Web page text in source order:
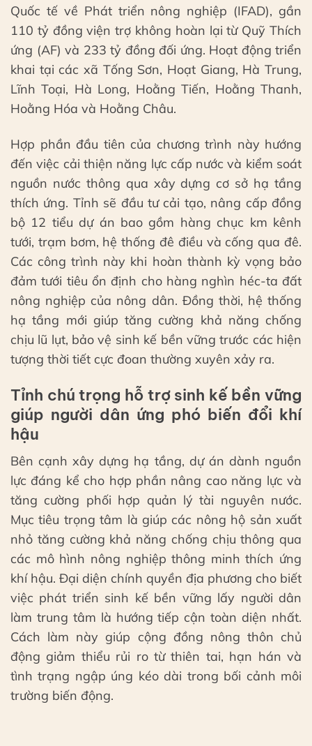
Quốc tế về Phát triển nông nghiệp (IFAD), gần
110 tỷ đồng viện trợ không hoàn lại từ Quỹ Thích
ứng (AF) và 233 tỷ đồng đối ứng. Hoạt động triển
khai tại các xã Tống Sơn, Hoạt Giang, Hà Trung,
Lĩnh Toại, Hà Long, Hoằng Tiến, Hoằng Thanh,
Hoằng Hóa và Hoằng Châu.
Hợp phần đầu tiên của chương trình này hướng
đến việc cải thiện năng lực cấp nước và kiểm soát
nguồn nước thông qua xây dựng cơ sở hạ tầng
thích ứng. Tỉnh sẽ đầu tư cải tạo, nâng cấp đồng
bộ 12 tiểu dự án bao gồm hàng chục km kênh
tưới, trạm bơm, hệ thống đê điều và cống qua đê.
Các công trình này khi hoàn thành kỳ vọng bảo
đảm tưới tiêu ổn định cho hàng nghìn héc-ta đất
nông nghiệp của nông dân. Đồng thời, hệ thống
hạ tầng mới giúp tăng cường khả năng chống
chịu lũ lụt, bảo vệ sinh kế bền vững trước các hiện
tượng thời tiết cực đoan thường xuyên xảy ra.
Tỉnh chú trọng hỗ trợ sinh kế bền vững
giúp người dân ứng phó biến đổi khí
hậu
Bên cạnh xây dựng hạ tầng, dự án dành nguồn
lực đáng kể cho hợp phần nâng cao năng lực và
tăng cường phối hợp quản lý tài nguyên nước.
Mục tiêu trọng tâm là giúp các nông hộ sản xuất
nhỏ tăng cường khả năng chống chịu thông qua
các mô hình nông nghiệp thông minh thích ứng
khí hậu. Đại diện chính quyền địa phương cho biết
việc phát triển sinh kế bền vững lấy người dân
làm trung tâm là hướng tiếp cận toàn diện nhất.
Cách làm này giúp cộng đồng nông thôn chủ
động giảm thiểu rủi ro từ thiên tai, hạn hán và
tình trạng ngập úng kéo dài trong bối cảnh môi
trường biến động.